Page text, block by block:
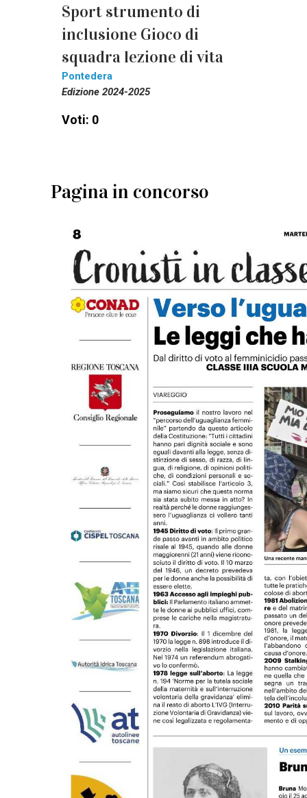
Sport strumento di
inclusione Gioco di
squadra lezione di vita
Pontedera
Edizione 2024-2025
Voti: 0
Pagina in concorso